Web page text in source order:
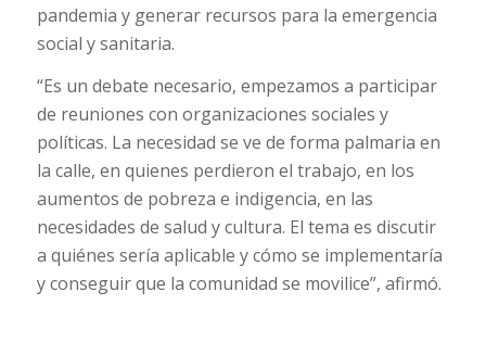
pandemia y generar recursos para la emergencia
social y sanitaria.
“Es un debate necesario, empezamos a participar
de reuniones con organizaciones sociales y
políticas. La necesidad se ve de forma palmaria en
la calle, en quienes perdieron el trabajo, en los
aumentos de pobreza e indigencia, en las
necesidades de salud y cultura. El tema es discutir
a quiénes sería aplicable y cómo se implementaría
y conseguir que la comunidad se movilice”, afirmó.